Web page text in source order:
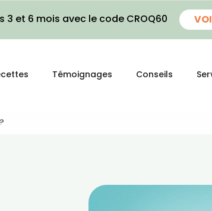
3 et 6 mois avec le code CROQ60
Témoignages Conseils